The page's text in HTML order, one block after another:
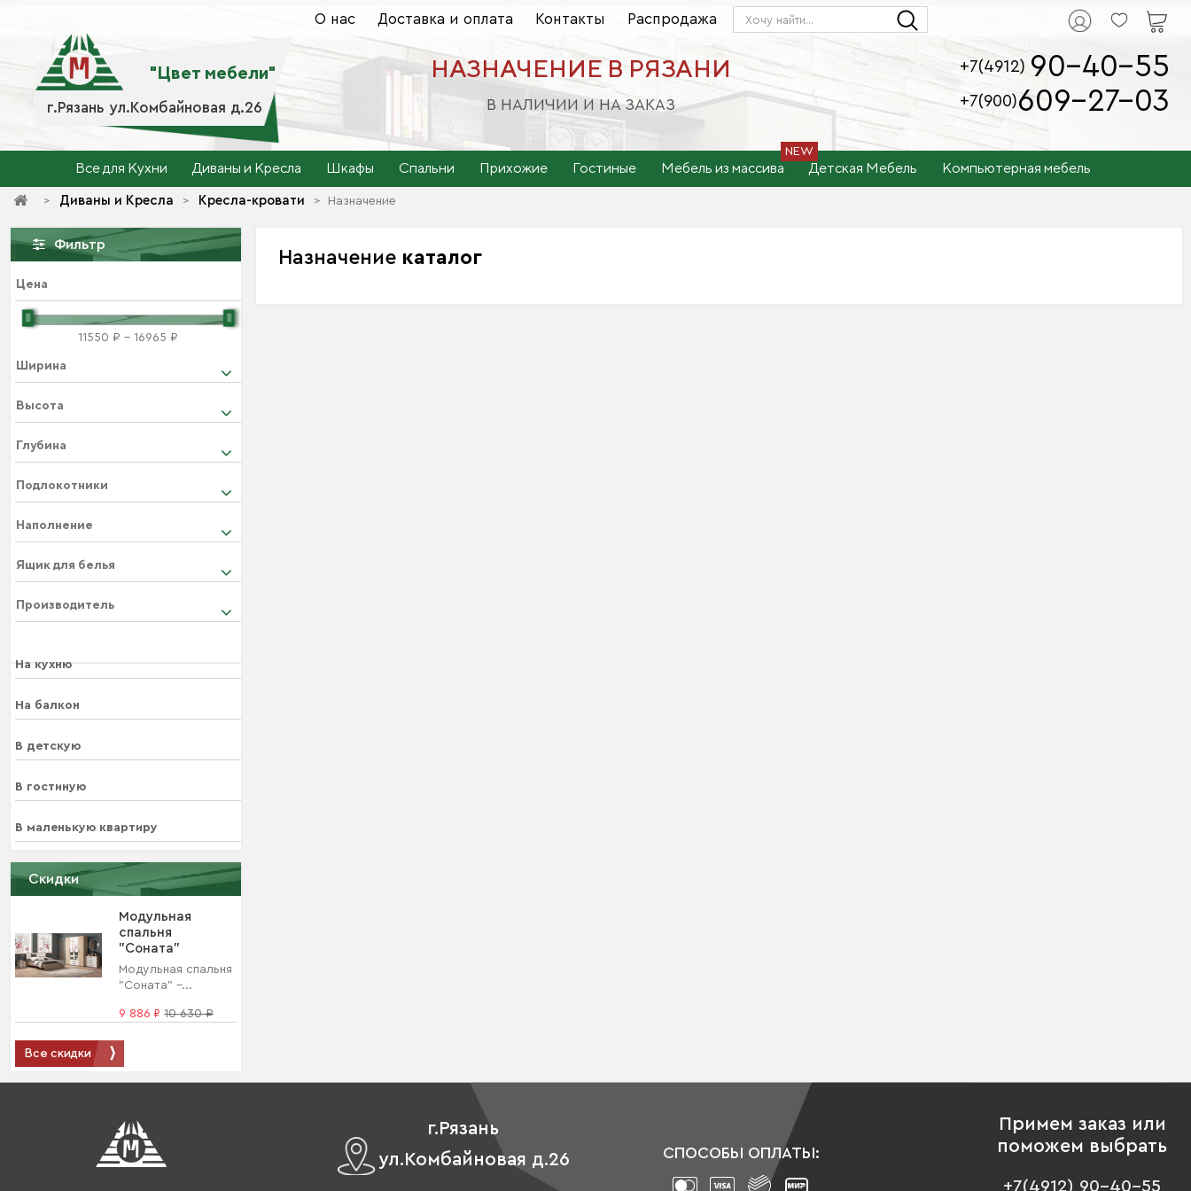
г.Рязань ул.Комбайновая д.26
"Цвет мебели"
О нас Доставка и оплата Контакты Распродажа
НАЗНАЧЕНИЕ В РЯЗАНИ
В НАЛИЧИИ И НА ЗАКАЗ
+7(4912) 90-40-55
+7(900)609-27-03
Все для Кухни Диваны и Кресла Шкафы Спальни Прихожие Гостиные Мебель из массива Детская Мебель Компьютерная мебель
> Диваны и Кресла > Кресла-кровати > Назначение
Фильтр
Цена
11550 ₽ - 16965 ₽
Ширина
Высота
Глубина
Подлокотники
Наполнение
Ящик для белья
Производитель
На кухню
На балкон
В детскую
В гостиную
В маленькую квартиру
Скидки
Модульная
спальня
"Соната"
Модульная спальня
"Соната" –...
9 886 ₽ 10 630 ₽
Все скидки
Назначение каталог
г.Рязань
ул.Комбайновая д.26
СПОСОБЫ ОПЛАТЫ:
Примем заказ или
поможем выбрать
+7(4912) 90-40-55